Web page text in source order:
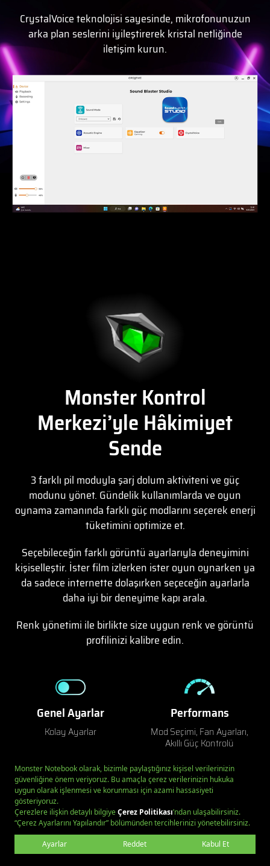
CrystalVoice teknolojisi sayesinde, mikrofonunuzun
arka plan seslerini iyileştirerek kristal netliğinde
iletişim kurun.
Monster Kontrol
Merkezi’yle Hâkimiyet
Sende
3 farklı pil moduyla şarj dolum aktiviteni ve güç
modunu yönet. Gündelik kullanımlarda ve oyun
oynama zamanında farklı güç modlarını seçerek enerji
tüketimini optimize et.
Seçebileceğin farklı görüntü ayarlarıyla deneyimini
kişiselleştir. İster film izlerken ister oyun oynarken ya
da sadece internette dolaşırken seçeceğin ayarlarla
daha iyi bir deneyime kapı arala.
Renk yönetimi ile birlikte size uygun renk ve görüntü
profilinizi kalibre edin.
Genel Ayarlar
Kolay Ayarlar
Performans
Mod Seçimi, Fan Ayarları,
Akıllı Güç Kontrolü
Pil
Pil Durumu, Pil Modu
Görüntü Ayarları
Ekran Fonksiyonları